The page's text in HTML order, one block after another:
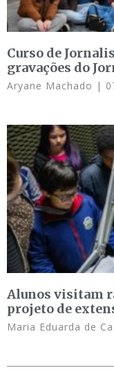
Curso de
gravações do
Aryane Machado
Alunos visitam
projeto de
Maria Eduarda de